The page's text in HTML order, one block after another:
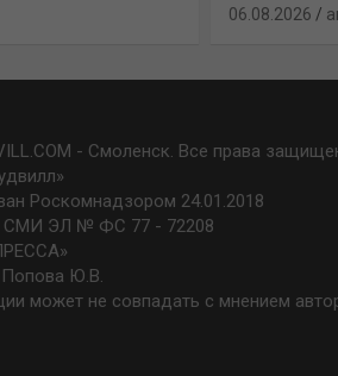
06.08.2026
- Смоленск. Все права
Роскомнадзором 24.01.2018
СМИ ЭЛ № ФС 77 - 72208
Попова Ю.В.
может не совпадать с мнением